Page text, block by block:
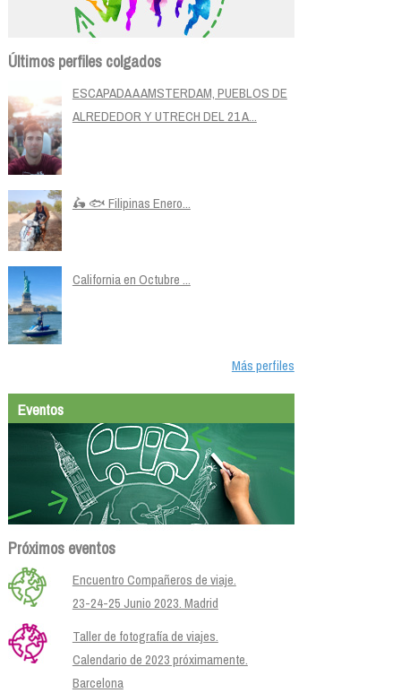
Últimos perfiles colgados
ESCAPADA A AMSTERDAM, PUEBLOS DE
ALREDEDOR Y UTRECH DEL 21 A...
🛵 🐟 Filipinas Enero...
California en Octubre ...
Más perfiles
Eventos
Próximos eventos
Encuentro Compañeros de viaje.
23-24-25 Junio 2023. Madrid
Taller de fotografía de viajes.
Calendario de 2023 próximamente.
Barcelona